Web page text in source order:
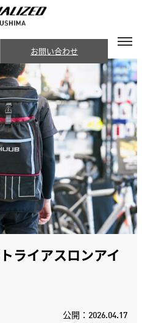
お問い合わせ
ライアスロンアイ
公開：2026.04.17